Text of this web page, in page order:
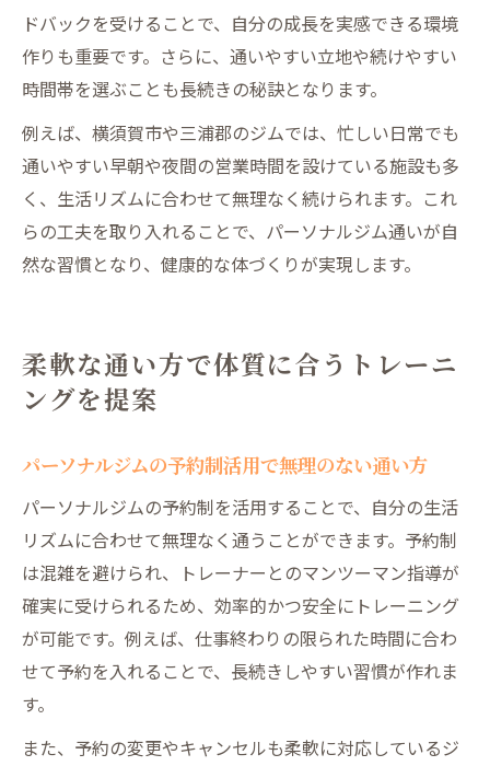
ドバックを受けることで、自分の成長を実感できる環境
作りも重要です。さらに、通いやすい立地や続けやすい
時間帯を選ぶことも長続きの秘訣となります。
例えば、横須賀市や三浦郡のジムでは、忙しい日常でも
通いやすい早朝や夜間の営業時間を設けている施設も多
く、生活リズムに合わせて無理なく続けられます。これ
らの工夫を取り入れることで、パーソナルジム通いが自
然な習慣となり、健康的な体づくりが実現します。
柔軟な通い方で体質に合うトレーニ
ングを提案
パーソナルジムの予約制活用で無理のない通い方
パーソナルジムの予約制を活用することで、自分の生活
リズムに合わせて無理なく通うことができます。予約制
は混雑を避けられ、トレーナーとのマンツーマン指導が
確実に受けられるため、効率的かつ安全にトレーニング
が可能です。例えば、仕事終わりの限られた時間に合わ
せて予約を入れることで、長続きしやすい習慣が作れま
す。
また、予約の変更やキャンセルも柔軟に対応しているジ